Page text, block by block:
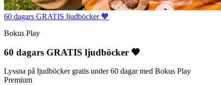
60 dagars GRATIS ljudböcker 🧡
Bokus Play
60 dagars GRATIS ljudböcker 🧡
Lyssna på ljudböcker gratis under 60 dagar med Bokus Play
Premium